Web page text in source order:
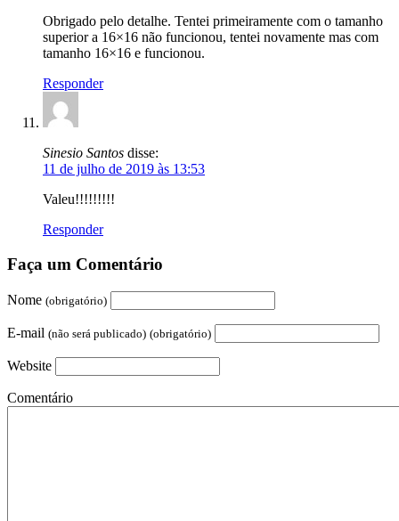
Obrigado pelo detalhe. Tentei primeiramente com o tamanho
superior a 16×16 não funcionou, tentei novamente mas com
tamanho 16×16 e funcionou.
Responder
Sinesio Santos disse:
11 de julho de 2019 às 13:53
Valeu!!!!!!!!!
Responder
Faça um Comentário
Nome (obrigatório)
E-mail (não será publicado) (obrigatório)
Website
Comentário